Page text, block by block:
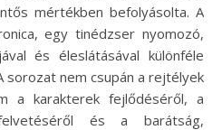
mértékben befolyásolta. A
egy tinédzser nyomozó,
és éleslátásával különféle
sorozat nem csupán a rejtélyek
a karakterek fejlődéséről, a
és a barátság,